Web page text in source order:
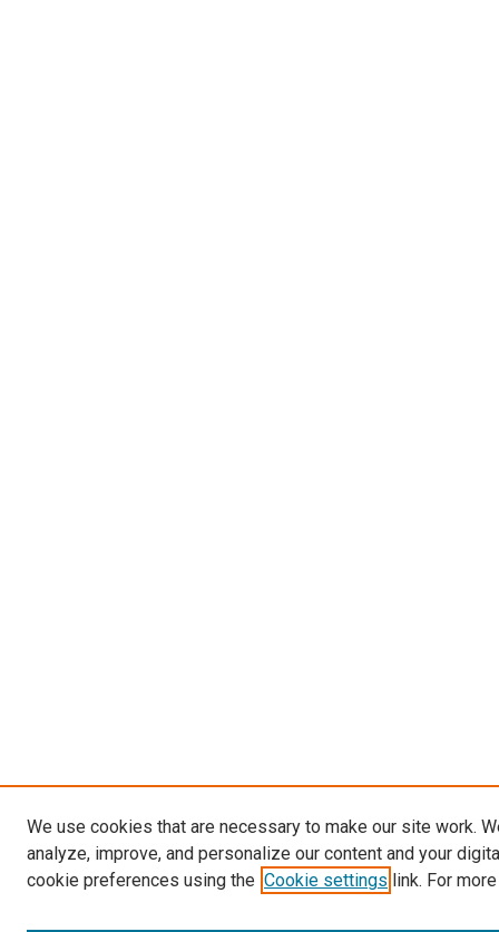
We use cookies that are necessary to make our site work.
analyze, improve, and personalize our content and your
cookie preferences using the Cookie settings link. For